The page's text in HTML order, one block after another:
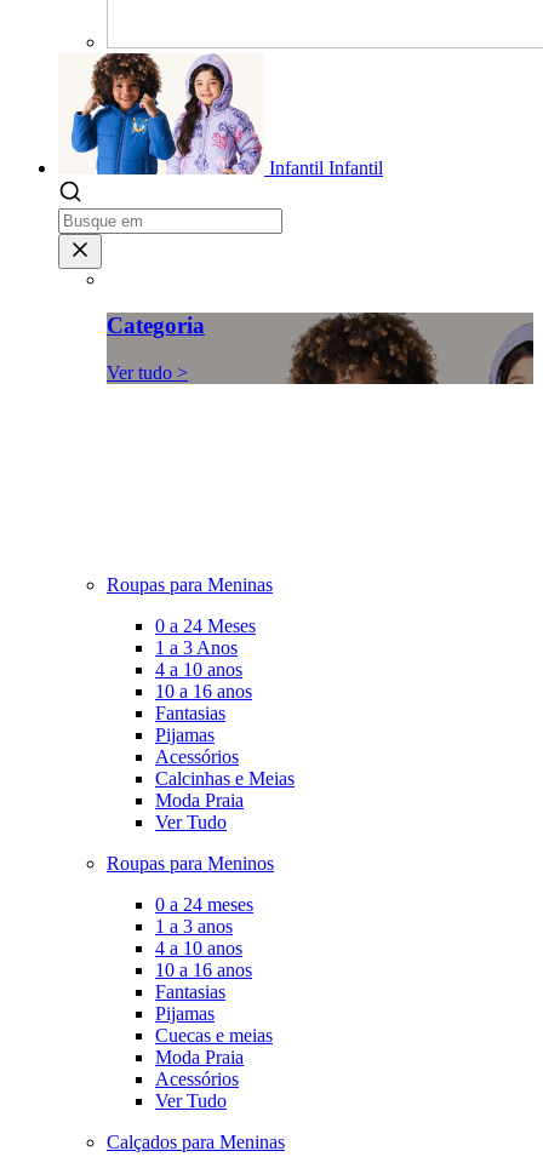
Infantil Infantil
Categoria
Ver tudo >
Roupas para Meninas
0 a 24 Meses
1 a 3 Anos
4 a 10 anos
10 a 16 anos
Fantasias
Pijamas
Acessórios
Calcinhas e Meias
Moda Praia
Ver Tudo
Roupas para Meninos
0 a 24 meses
1 a 3 anos
4 a 10 anos
10 a 16 anos
Fantasias
Pijamas
Cuecas e meias
Moda Praia
Acessórios
Ver Tudo
Calçados para Meninas